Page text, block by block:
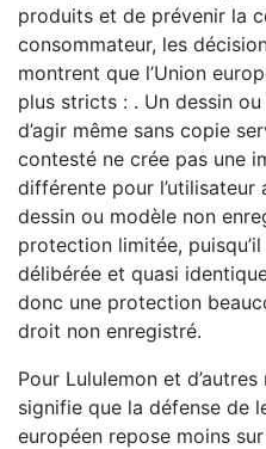
produits et de prévenir la
consommateur, les
montrent que l’Union
plus stricts : . Un dessin
d’agir même sans copie
contesté ne crée pas une
différente pour l’utilisateur
dessin ou modèle non
protection limitée,
délibérée et quasi
donc une protection
droit non enregistré.
Pour Lululemon et
signifie que la défense de
européen repose moins